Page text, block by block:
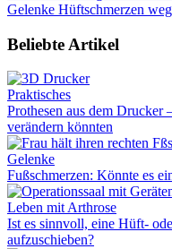
Gelenke Hüftschmerzen
Beliebte Artikel
Praktisches
Prothesen aus dem
verändern könnten
Gelenke
Fußschmerzen: Könnte es
Leben mit Arthrose
Ist es sinnvoll, eine Hüft-
aufzuschieben?